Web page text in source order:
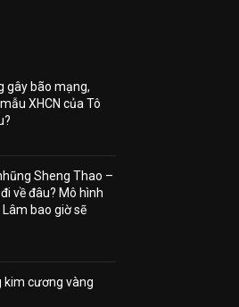
gây bão mạng,
XHCN của Tô
Sheng Thao –
về đâu? Mô hình
Lâm bao giờ sẽ
kim cương vàng